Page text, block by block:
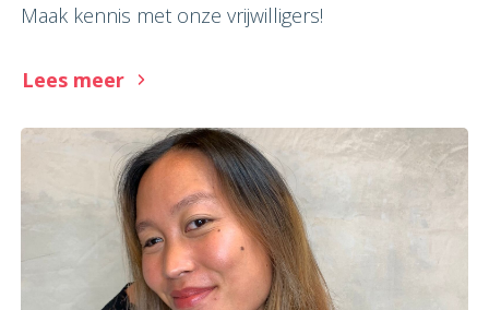
Maak kennis met onze vrijwilligers!
Lees meer